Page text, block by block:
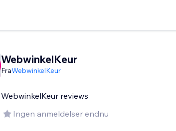
WebwinkelKeur
FraWebwinkelKeur
WebwinkelKeur reviews
Ingen anmeldelser endnu